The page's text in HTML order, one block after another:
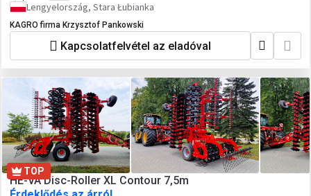
Lengyelország, Stara Łubianka
KAGRO firma Krzysztof Pankowski
Kapcsolatfelvétel az eladóval
TOP
HE-VA Disc-Roller XL Contour 7,5m